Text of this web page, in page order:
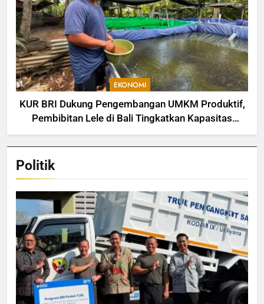
EKONOMI
KUR BRI Dukung Pengembangan UMKM Produktif,
Pembibitan Lele di Bali Tingkatkan Kapasitas
Produksi
Politik